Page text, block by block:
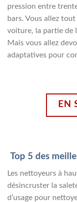
pression entre
bars. Vous allez
voiture, la partie de
Mais vous allez
adaptatives pour
EN
Top 5 des
Les nettoyeurs à
désincruster la
d’usage pour